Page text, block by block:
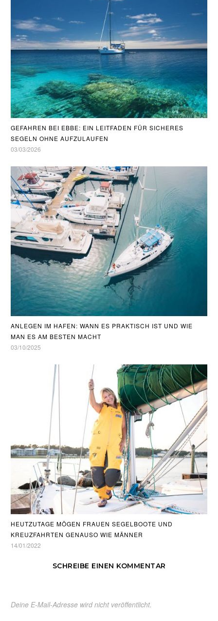
GEFAHREN BEI EBBE: EIN LEITFADEN FÜR SICHERES
SEGELN OHNE AUFZULAUFEN
03/03/2026
ANLEGEN IM HAFEN: WANN ES PRAKTISCH IST UND WIE
MAN ES AM BESTEN MACHT
03/10/2025
HEUTZUTAGE MÖGEN FRAUEN SEGELBOOTE UND
KREUZFAHRTEN GENAUSO WIE MÄNNER
14/01/2022
SCHREIBE EINEN KOMMENTAR
Deine E-Mail-Adresse wird nicht veröffentlicht.